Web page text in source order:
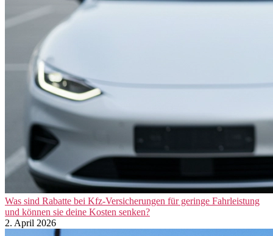
Was sind Rabatte bei Kfz-Versicherungen für geringe Fahrleistung
und können sie deine Kosten senken?
2. April 2026